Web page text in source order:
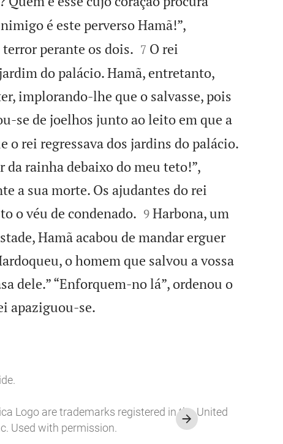
é este perverso Hamã!”,
perante os dois.
7 O rei
do palácio. Hamã, entretanto,
implorando-lhe que o salvasse, pois
se de joelhos junto ao leito em que a
o rei regressava dos jardins do palácio.
da rainha debaixo do meu teto!”,
a sua morte. Os ajudantes do rei
o véu de condenado.
9 Harbona, um
Hamã acabou de mandar erguer
o homem que salvou a vossa
dele.” “Enforquem-no lá”, ordenou o
apaziguou-se.
Logo are trademarks registered in the United
Used with permission.